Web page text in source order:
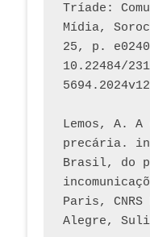
Tríade:
Mídia,
25, p.
10.22484/
Lemos, A. A
precária. in
Brasil, do
Paris,